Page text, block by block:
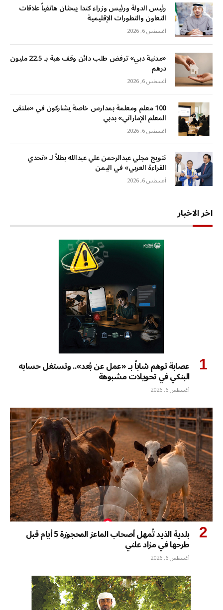
رئيس الدولة ورئيس وزراء كندا يبحثان هاتفياً علاقات
التعاون والتطورات الإقليمية
أغسطس 6, 2026
«مدنية دبي» ترفض طلب دائن وقف هبة بـ 22.5 مليون
درهم
أغسطس 6, 2026
100 معلم ومعلمة بمدارس خاصة يشاركون في «ملتقى
المعلم الإماراتي» بدبي
أغسطس 6, 2026
تتويج مجلي عبدالرحمن علي عبدالله بطلاً لـ «تحدي
القراءة العربي» في اليمن
أغسطس 6, 2026
اخر الاخبار
عصابة توهم شاباً بـ «عمل عن بُعد».. وتستغل حسابه
البنكي في تحويلات مشبوهة
أغسطس 6, 2026
بلدية الذيد تُمهل أصحاب الماعز المحجوزة 5 أيام قبل
طرحها في مزاد علني
أغسطس 6, 2026